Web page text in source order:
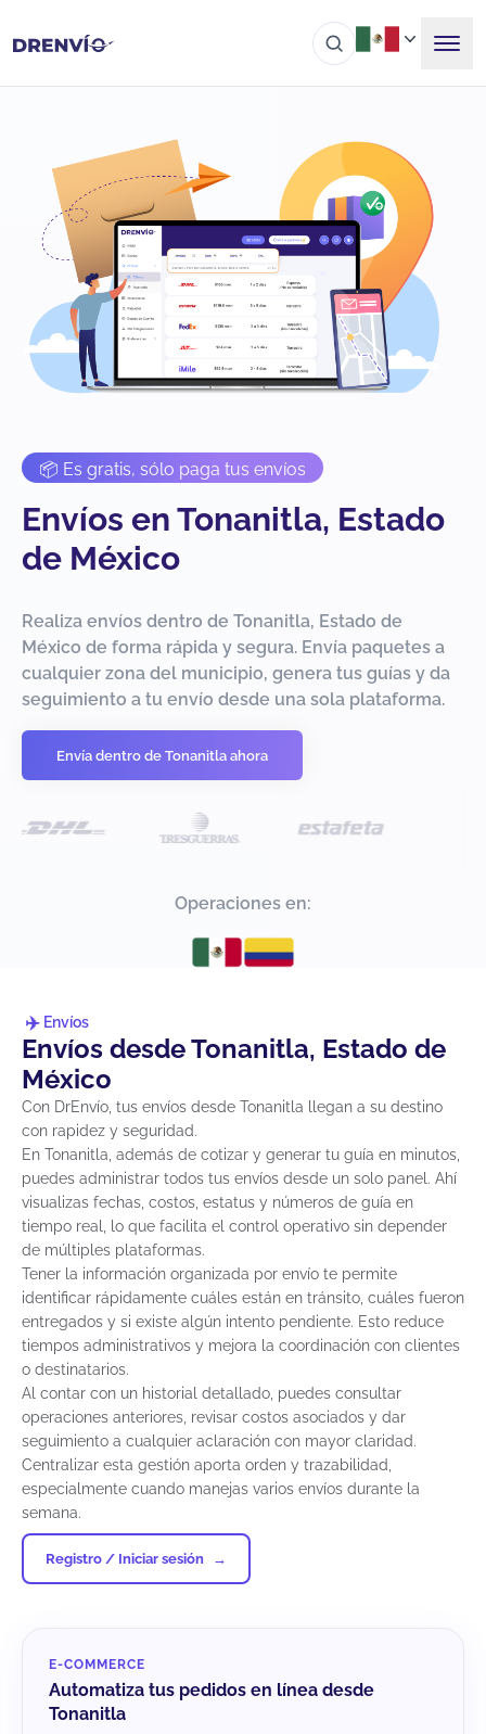
📦 Es gratis, sólo paga tus envíos
Envíos en Tonanitla, Estado
de México
Realiza envíos dentro de Tonanitla, Estado de
México de forma rápida y segura. Envía paquetes a
cualquier zona del municipio, genera tus guías y da
seguimiento a tu envío desde una sola plataforma.
Envía dentro de Tonanitla ahora
Operaciones en:
Envíos
Envíos desde Tonanitla, Estado de
México
Con DrEnvío, tus envíos desde Tonanitla llegan a su destino
con rapidez y seguridad.
En Tonanitla, además de cotizar y generar tu guía en minutos,
puedes administrar todos tus envíos desde un solo panel. Ahí
visualizas fechas, costos, estatus y números de guía en
tiempo real, lo que facilita el control operativo sin depender
de múltiples plataformas.
Tener la información organizada por envío te permite
identificar rápidamente cuáles están en tránsito, cuáles fueron
entregados y si existe algún intento pendiente. Esto reduce
tiempos administrativos y mejora la coordinación con clientes
o destinatarios.
Al contar con un historial detallado, puedes consultar
operaciones anteriores, revisar costos asociados y dar
seguimiento a cualquier aclaración con mayor claridad.
Centralizar esta gestión aporta orden y trazabilidad,
especialmente cuando manejas varios envíos durante la
semana.
Registro / Iniciar sesión
E-COMMERCE
Automatiza tus pedidos en línea desde
Tonanitla